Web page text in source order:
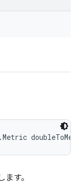
ます。